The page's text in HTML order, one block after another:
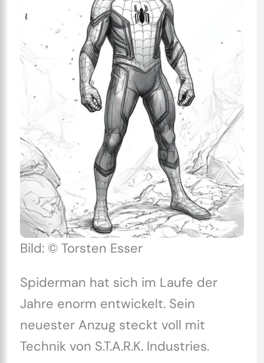
Bild: © Torsten Esser
Spiderman hat sich im Laufe der
Jahre enorm entwickelt. Sein
neuester Anzug steckt voll mit
Technik von S.T.A.R.K. Industries.